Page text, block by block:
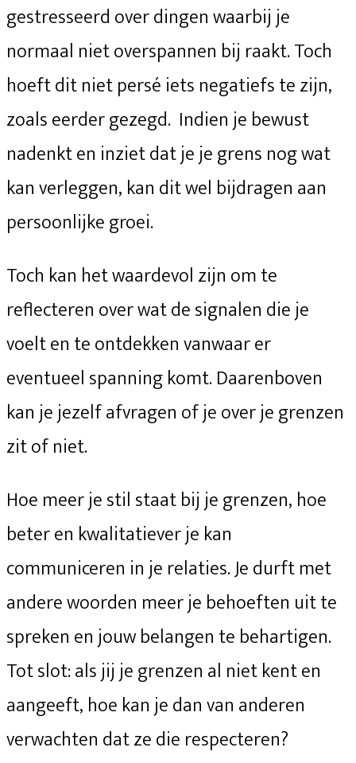
gestresseerd over dingen waarbij je
normaal niet overspannen bij raakt. Toch
hoeft dit niet persé iets negatiefs te zijn,
zoals eerder gezegd. Indien je bewust
nadenkt en inziet dat je je grens nog wat
kan verleggen, kan dit wel bijdragen aan
persoonlijke groei.
Toch kan het waardevol zijn om te
reflecteren over wat de signalen die je
voelt en te ontdekken vanwaar er
eventueel spanning komt. Daarenboven
kan je jezelf afvragen of je over je grenzen
zit of niet.
Hoe meer je stil staat bij je grenzen, hoe
beter en kwalitatiever je kan
communiceren in je relaties. Je durft met
andere woorden meer je behoeften uit te
spreken en jouw belangen te behartigen.
Tot slot: als jij je grenzen al niet kent en
aangeeft, hoe kan je dan van anderen
verwachten dat ze die respecteren?